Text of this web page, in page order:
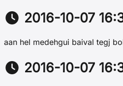
2016-10-07
aan hel medehgui baival tegj
2016-10-07